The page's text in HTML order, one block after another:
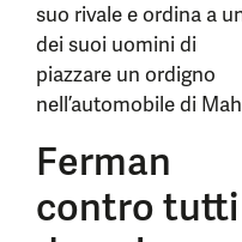
suo rivale e ordina a
dei suoi uomini di
piazzare un ordigno
nell’automobile di
Ferman
contro tutti